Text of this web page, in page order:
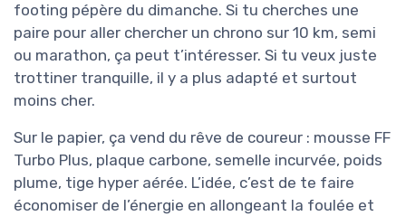
footing pépère du dimanche. Si tu cherches une
paire pour aller chercher un chrono sur 10 km, semi
ou marathon, ça peut t’intéresser. Si tu veux juste
trottiner tranquille, il y a plus adapté et surtout
moins cher.
Sur le papier, ça vend du rêve de coureur : mousse FF
Turbo Plus, plaque carbone, semelle incurvée, poids
plume, tige hyper aérée. L’idée, c’est de te faire
économiser de l’énergie en allongeant la foulée et